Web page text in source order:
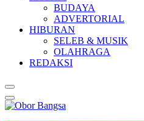
BUDAYA
ADVERTORIAL
HIBURAN
SELEB & MUSIK
OLAHRAGA
REDAKSI